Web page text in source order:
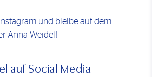
Instagram und bleibe auf dem
Anna Weidel!
auf Social Media